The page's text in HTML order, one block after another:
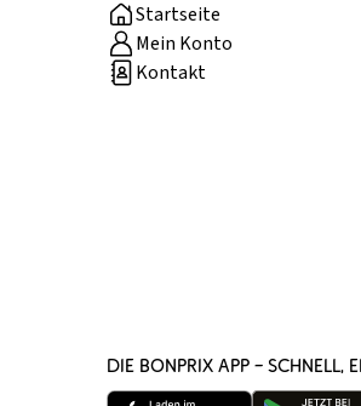
Startseite
Mein Konto
Kontakt
DIE BONPRIX APP – SCHNELL,